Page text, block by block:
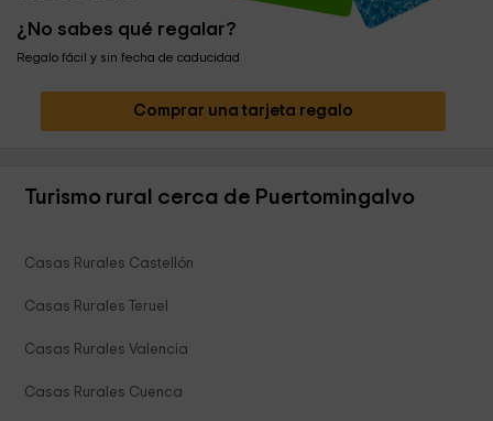
¿No sabes qué regalar?
Regalo fácil y sin fecha de caducidad
Comprar una tarjeta regalo
Turismo rural cerca de Puertomingalvo
Casas Rurales Castellón
Casas Rurales Teruel
Casas Rurales Valencia
Casas Rurales Cuenca